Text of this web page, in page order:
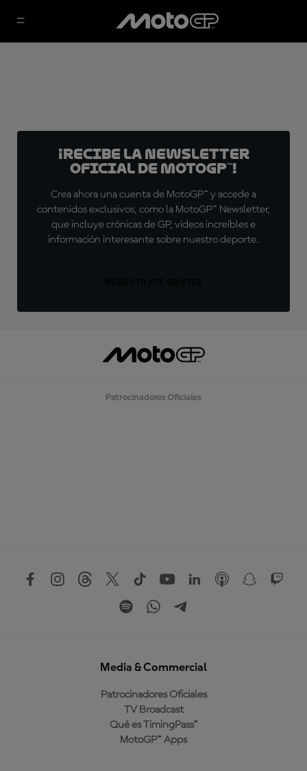
¡Recibe la Newsletter
oficial de MotoGP™!
Crea ahora una cuenta de MotoGP™ y accede a
contenidos exclusivos, como la MotoGP™ Newsletter,
que incluye crónicas de GP, vídeos increíbles e
información interesante sobre nuestro deporte.
Patrocinadores Oficiales
Media & Commercial
Patrocinadores Oficiales
TV Broadcast
Qué es TimingPass™
MotoGP™ Apps